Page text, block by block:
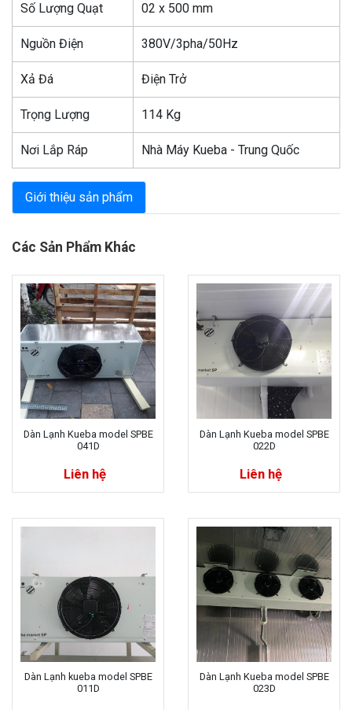
Số Lượng Quạt 02 x 500 mm
Nguồn Điện 380V/3pha/50Hz
Xả Đá Điện Trở
Trọng Lượng 114 Kg
Nơi Lắp Ráp Nhà Máy Kueba - Trung Quốc
Giới thiệu sản phẩm
Các Sản Phẩm Khác
Dàn Lạnh Kueba model SPBE
041D
Liên hệ
Dàn Lạnh Kueba model SPBE
022D
Liên hệ
Dàn Lạnh kueba model SPBE
011D
Dàn Lạnh Kueba model SPBE
023D